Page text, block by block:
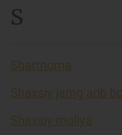
S
Shartnoma
Shaxsiy jamg’arib
Shaxsiy moliya